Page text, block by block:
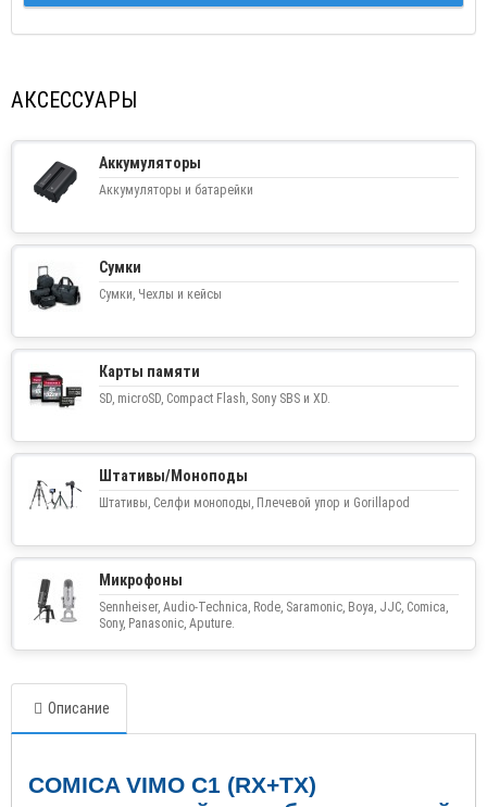
АКСЕССУАРЫ
Аккумуляторы
Аккумуляторы и батарейки
Сумки
Сумки, Чехлы и кейсы
Карты памяти
SD, microSD, Compact Flash, Sony SBS и XD.
Штативы/Моноподы
Штативы, Селфи моноподы, Плечевой упор и Gorillapod
Микрофоны
Sennheiser, Audio-Technica, Rode, Saramonic, Boya, JJC, Comica,
Sony, Panasonic, Aputure.
Описание
COMICA VIMO C1 (RX+TX)